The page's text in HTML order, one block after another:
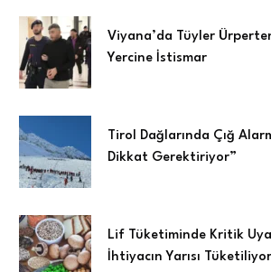
Viyana’da Tüyler
Yercine İstismar
Tirol Dağlarında Çığ
Dikkat Gerektiriyor”
Lif Tüketiminde Kritik
İhtiyacın Yarısı Tüketiliyor